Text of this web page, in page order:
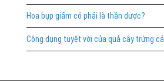
Hoa bụp giấm có phải là thần dược?
Công dụng tuyệt vời của quả cây trứng cá